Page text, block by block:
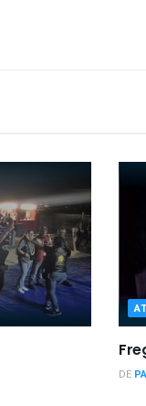
DE